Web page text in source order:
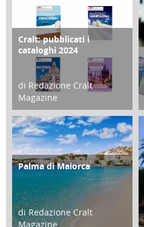
COPERTINA
Cralt: pubblicati i
cataloghi 2024
di Redazione Cralt
Magazine
21 Novembre 2023
ATTIVITÀ
Palma di Maiorca
di Redazione Cralt
Magazine